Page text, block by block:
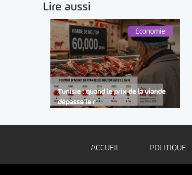
Lire aussi
Économie
Tunisie : quand le prix de la viande
dépasse le r
ACCUEIL POLITIQUE